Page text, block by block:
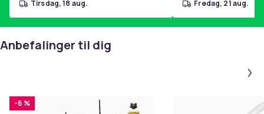
Vekt: 1012 g
Asus ROG Strix Scope II 96 trådløst tastatur,
ROG-tema, ROG-klistremerke,
tirsdag, 18 aug. fredag, 21 aug.
Anbefalinger til dig
-6 %